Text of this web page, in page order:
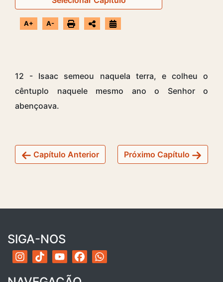
A+ A-
12 - Isaac semeou naquela terra, e colheu o
cêntuplo naquele mesmo ano o Senhor o
abençoava.
Capítulo Anterior Próximo Capítulo
SIGA-NOS